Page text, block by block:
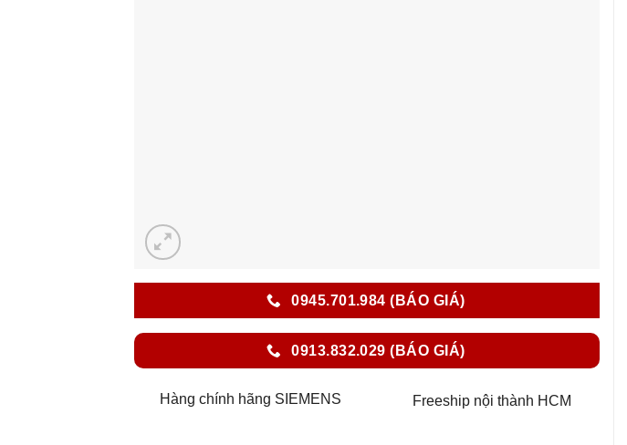
0945.701.984 (BÁO GIÁ)
0913.832.029 (BÁO GIÁ)
Hàng chính hãng SIEMENS Freeship nội thành HCM